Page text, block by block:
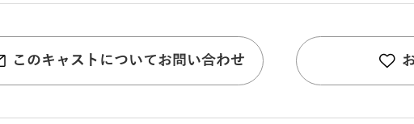
このキャストについてお問い合わせ